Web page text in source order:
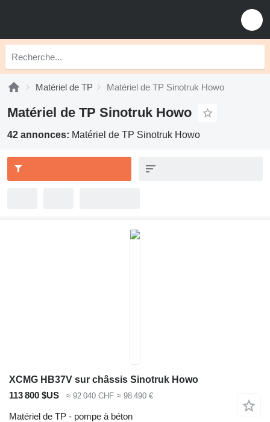
Matériel de TP Matériel de TP Sinotruk Howo
Matériel de TP Sinotruk Howo
42 annonces: Matériel de TP Sinotruk Howo
XCMG HB37V sur châssis Sinotruk Howo
113 800 $US
≈ 92 040 CHF ≈ 98 490 €
Matériel de TP - pompe à béton